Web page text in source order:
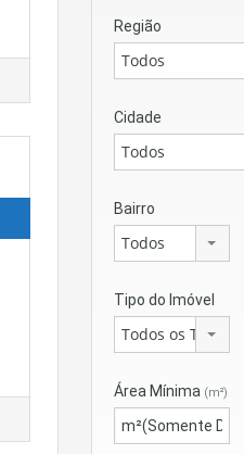
Região
Todos
Cidade
Todos
Bairro
Todos
Tipo do Imóvel
Todos os Tipos
Área Mínima (m²)